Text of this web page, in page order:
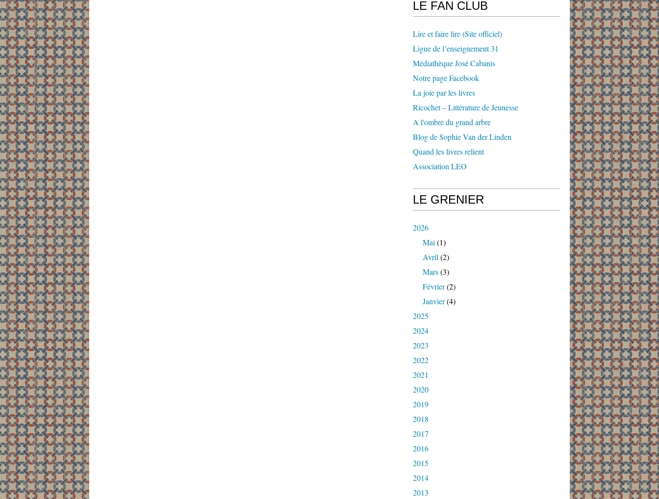
LE FAN CLUB
Lire et faire lire (Site officiel)
Ligue de l’enseignement 31
Médiathèque José Cabanis
Notre page Facebook
La joie par les livres
Ricochet – Littérature de Jeunesse
A l'ombre du grand arbre
Blog de Sophie Van der Linden
Quand les livres relient
Association LEO
LE GRENIER
2026
Mai (1)
Avril (2)
Mars(3)
Février(2)
Janvier(4)
2025
2024
2023
2022
2021
2020
2019
2018
2017
2016
2015
2014
2013